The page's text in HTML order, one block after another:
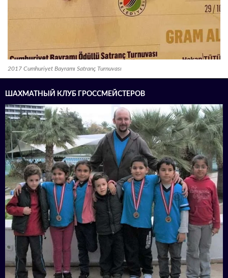
2017 Cumhuriyet Bayramı Satranç Turnuvası
ШАХМАТНЫЙ КЛУБ ГРОССМЕЙСТЕРОВ